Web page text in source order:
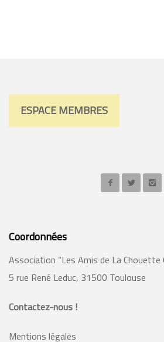
ESPACE MEMBRES
Coordonnées
Association “Les Amis de La Chouette
5 rue René Leduc, 31500 Toulouse
Contactez-nous !
Mentions légales